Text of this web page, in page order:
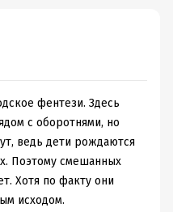
фентези. Здесь
с оборотнями, но
ведь дети рождаются
Поэтому смешанных
Хотя по факту они
исходом.